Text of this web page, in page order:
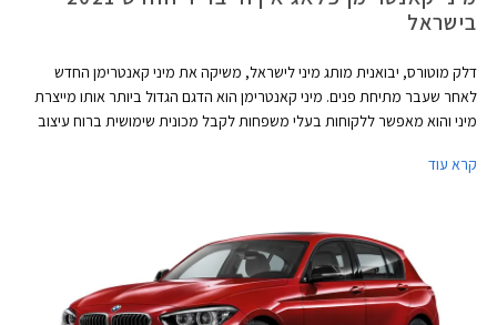
בישראל
דלק מוטורס, יבואנית מותג מיני לישראל, משיקה את מיני קאנטרימן החדש
לאחר שעבר מתיחת פנים. מיני קאנטרימן הוא הדגם הגדול ביותר אותו מייצרת
מיני והוא מאפשר ללקוחות בעלי משפחות לקבל מכונית שימושית ברוח עיצוב
היברידית נטענת בלבד וברמת אבזור אחת. בעבר היה הדגם אחד מרכבי הפלאג
יוקרה כגון וולוו XC40 T5 PHEV.
קרא עוד